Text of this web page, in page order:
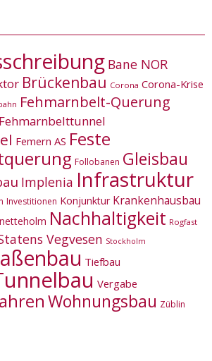
Bane NOR
Brückenbau Corona Corona-Krise
Fehmarnbelt-Querung
Fehmarnbelttunnel
Femern AS Feste
Follobanen Gleisbau
Implenia Infrastruktur
Investitionen Konjunktur Krankenhausbau
Nachhaltigkeit Rogfast
Vegvesen Stockholm
Tiefbau
Vergabe
Wohnungsbau Züblin